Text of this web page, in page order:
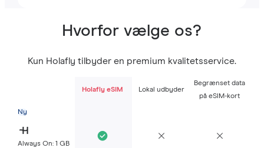
Hvorfor vælge os?
Kun Holafly tilbyder en premium kvalitetsservice.
Holafly eSIM Lokal udbyder
Begrænset data
på eSIM-kort
Ny
Always On: 1 GB